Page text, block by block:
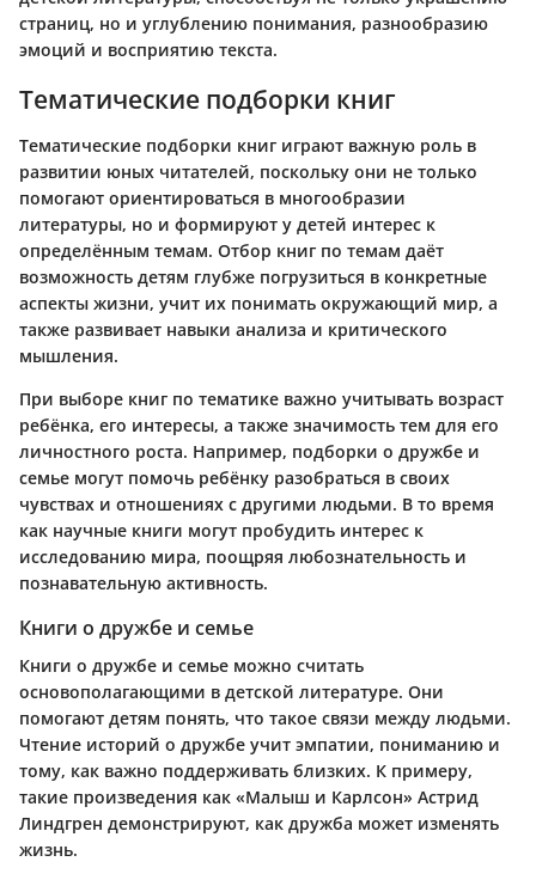
страниц, но и углублению понимания, разнообразию
эмоций и восприятию текста.
Тематические подборки книг
Тематические подборки книг играют важную роль в
развитии юных читателей, поскольку они не только
помогают ориентироваться в многообразии
литературы, но и формируют у детей интерес к
определённым темам. Отбор книг по темам даёт
возможность детям глубже погрузиться в конкретные
аспекты жизни, учит их понимать окружающий мир, а
также развивает навыки анализа и критического
мышления.
При выборе книг по тематике важно учитывать возраст
ребёнка, его интересы, а также значимость тем для его
личностного роста. Например, подборки о дружбе и
семье могут помочь ребёнку разобраться в своих
чувствах и отношениях с другими людьми. В то время
как научные книги могут пробудить интерес к
исследованию мира, поощряя любознательность и
познавательную активность.
Книги о дружбе и семье
Книги о дружбе и семье можно считать
основополагающими в детской литературе. Они
помогают детям понять, что такое связи между людьми.
Чтение историй о дружбе учит эмпатии, пониманию и
тому, как важно поддерживать близких. К примеру,
такие произведения как «Малыш и Карлсон» Астрид
Линдгрен демонстрируют, как дружба может изменять
жизнь.